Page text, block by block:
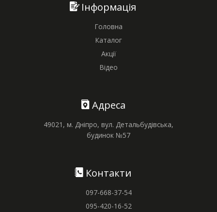
Інформація
Головна
Каталог
Акції
Відео
Адреса
49021, м. Дніпро, вул. Детальбудівська,
будинок №57
Контакти
097-668-37-54
095-420-16-52